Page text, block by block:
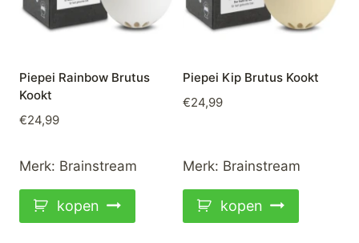
Piepei Rainbow Brutus
Kookt
€24,99
Merk: Brainstream
kopen
Piepei Kip Brutus Kookt
€24,99
Merk: Brainstream
kopen